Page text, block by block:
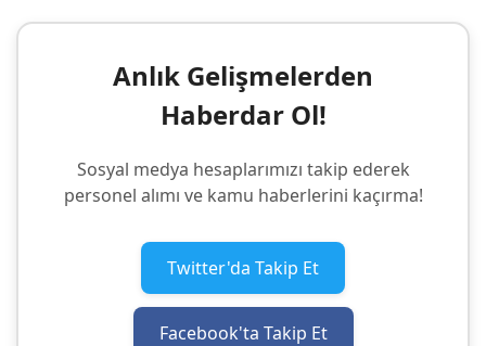
Anlık Gelişmelerden
Haberdar Ol!
Sosyal medya hesaplarımızı takip ederek
personel alımı ve kamu haberlerini kaçırma!
Twitter'da Takip Et
Facebook'ta Takip Et